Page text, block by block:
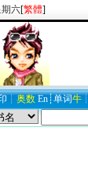
六[繁體] 欢
┊ 奥数 En ┊ 单词牛 ┊